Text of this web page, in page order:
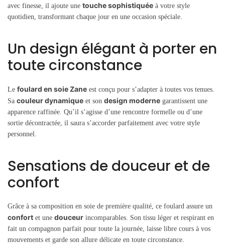
avec finesse, il ajoute une touche sophistiquée à votre style
quotidien, transformant chaque jour en une occasion spéciale.
Un design élégant à porter en
toute circonstance
Le foulard en soie Zane est conçu pour s’adapter à toutes vos tenues.
Sa couleur dynamique et son design moderne garantissent une
apparence raffinée. Qu’il s’agisse d’une rencontre formelle ou d’une
sortie décontractée, il saura s’accorder parfaitement avec votre style
personnel.
Sensations de douceur et de
confort
Grâce à sa composition en soie de première qualité, ce foulard assure un
confort et une douceur incomparables. Son tissu léger et respirant en
fait un compagnon parfait pour toute la journée, laisse libre cours à vos
mouvements et garde son allure délicate en toute circonstance.